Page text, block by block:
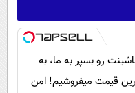
رو بسپر به ما، به
قیمت میفروشیم! امن